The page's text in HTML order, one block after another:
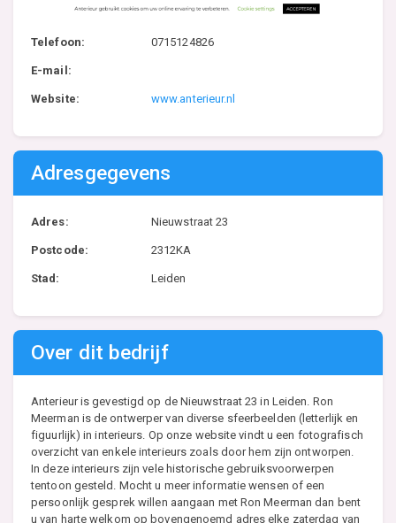
Telefoon: 0715124826
E-mail:
Website: www.anterieur.nl
Adresgegevens
Adres: Nieuwstraat 23
Postcode: 2312KA
Stad: Leiden
Over dit bedrijf
Anterieur is gevestigd op de Nieuwstraat 23 in Leiden. Ron
Meerman is de ontwerper van diverse sfeerbeelden (letterlijk en
figuurlijk) in interieurs. Op onze website vindt u een fotografisch
overzicht van enkele interieurs zoals door hem zijn ontworpen.
In deze interieurs zijn vele historische gebruiksvoorwerpen
tentoon gesteld. Mocht u meer informatie wensen of een
persoonlijk gesprek willen aangaan met Ron Meerman dan bent
u van harte welkom op bovengenoemd adres elke zaterdag van